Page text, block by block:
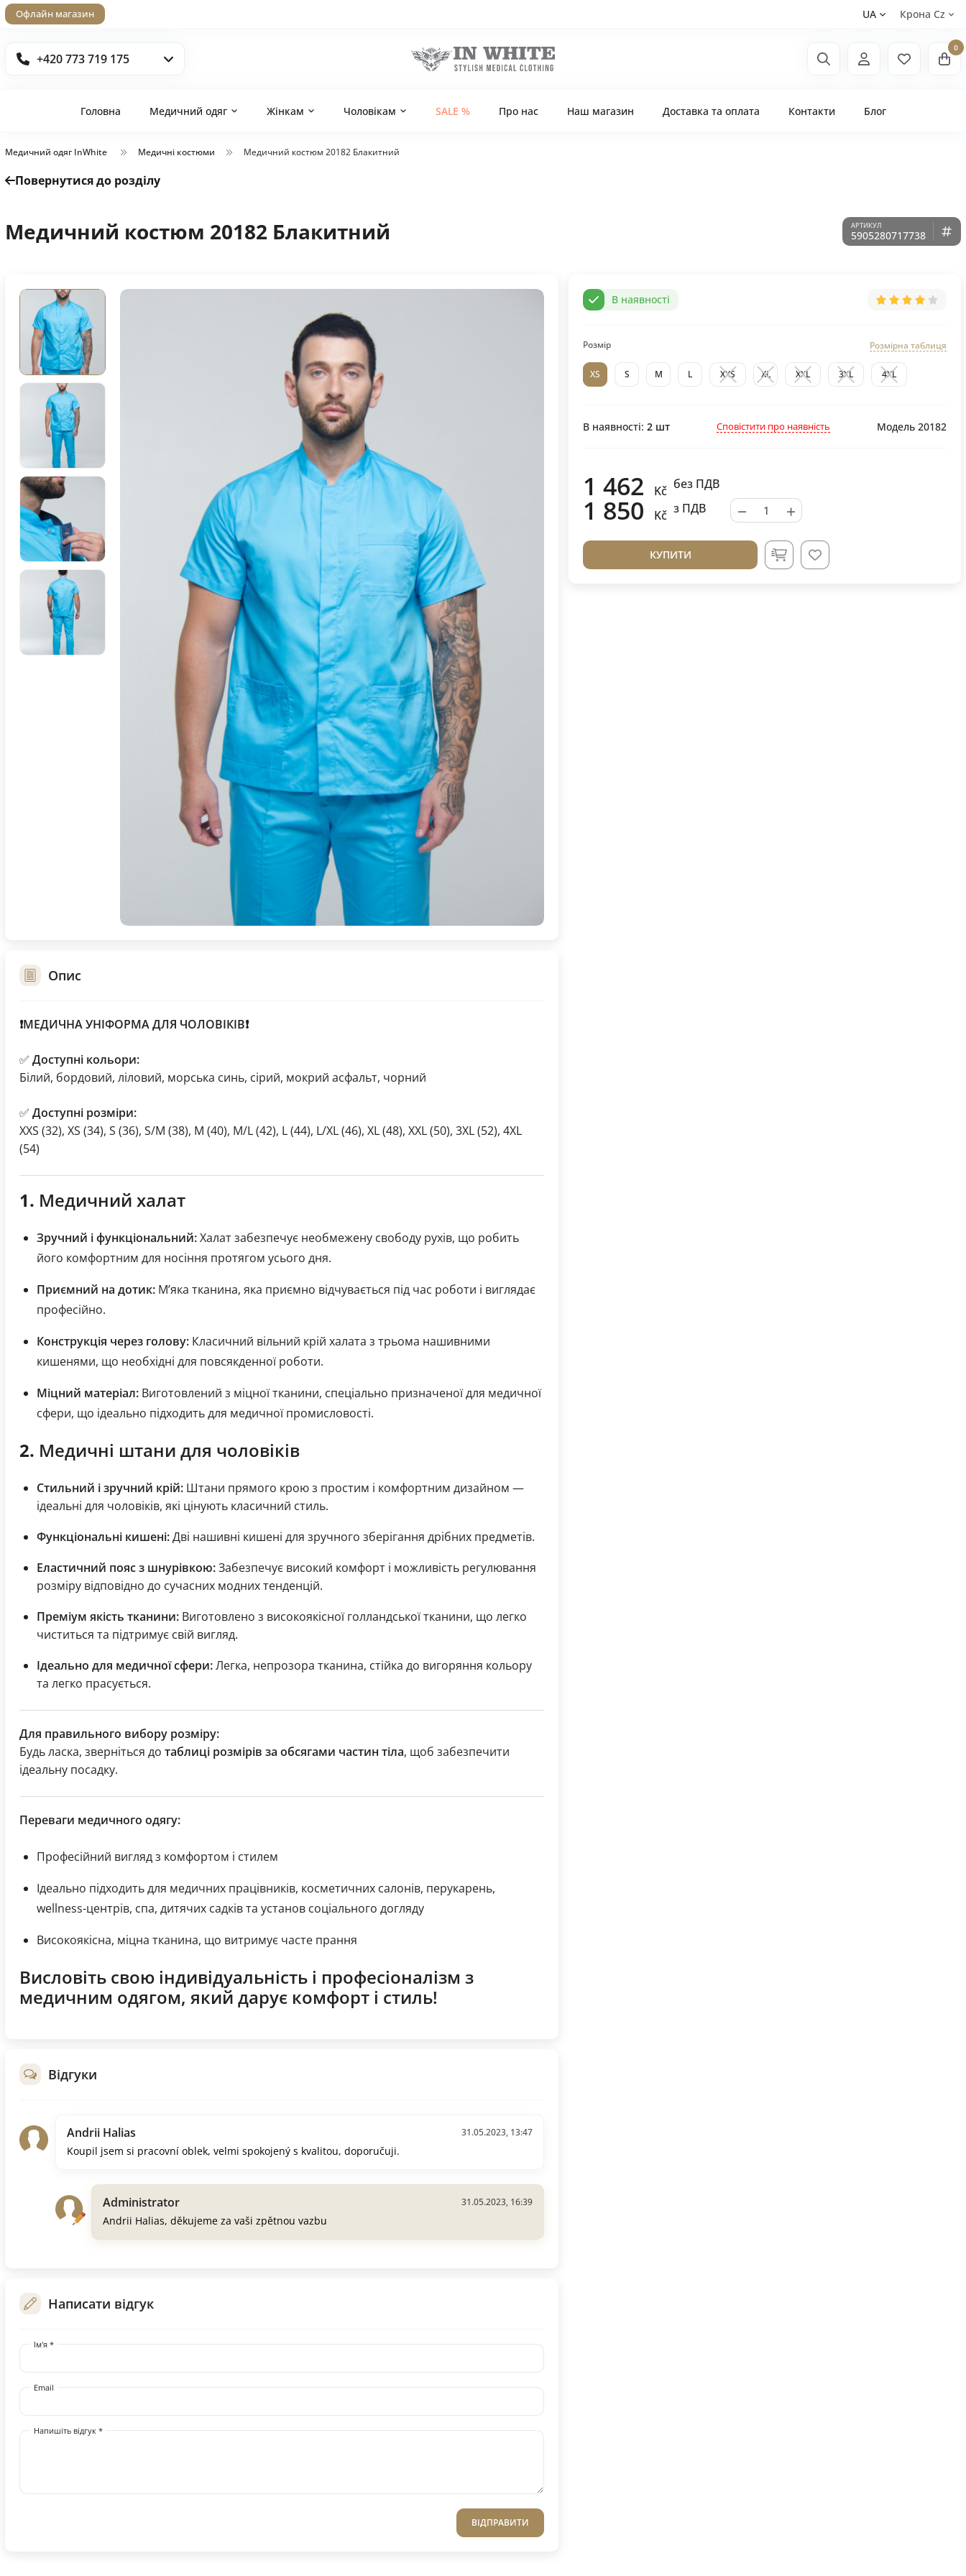
Офлайн магазин UA Крона Сz
+420 773 719 175
0
Головна Медичний одяг Жінкам Чоловікам SALE % Про нас Наш магазин Доставка та оплата Контакти Блог
Медичний одяг InWhite Медичні костюми Медичний костюм 20182 Блакитний
Повернутися до розділу
Медичний костюм 20182 Блакитний 5905280717738
В наявності
Розмір Розмірна таблиця
XS S M L XXS XL XXL 3XL 4XL
В наявності: 2 шт Сповістити про наявність Модель 20182
1 462 Kč без ПДВ
1 850 Kč з ПДВ − +
КУПИТИ
Опис
❗МЕДИЧНА УНІФОРМА ДЛЯ ЧОЛОВІКІВ❗
✅ Доступні кольори:
Білий, бордовий, ліловий, морська синь, сірий, мокрий асфальт, чорний
✅ Доступні розміри:
XXS (32), XS (34), S (36), S/M (38), M (40), M/L (42), L (44), L/XL (46), XL (48), XXL (50), 3XL (52), 4XL
(54)
1. Медичний халат
Зручний і функціональний:Халат забезпечує необмежену свободу рухів, що робить
його комфортним для носіння протягом усього дня.
Приємний на дотик: М’яка тканина, яка приємно відчувається під час роботи і виглядає
професійно.
Конструкція через голову: Класичний вільний крій халата з трьома нашивними
кишенями, що необхідні для повсякденної роботи.
Міцний матеріал: Виготовлений з міцної тканини, спеціально призначеної для медичної
сфери, що ідеально підходить для медичної промисловості.
2. Медичні штани для чоловіків
Стильний і зручний крій: Штани прямого крою з простим і комфортним дизайном —
ідеальні для чоловіків, які цінують класичний стиль.
Функціональні кишені:Дві нашивні кишені для зручного зберігання дрібних предметів.
Еластичний пояс з шнурівкою:Забезпечує високий комфорт і можливість регулювання
розміру відповідно до сучасних модних тенденцій.
Преміум якість тканини: Виготовлено з високоякісної голландської тканини, що легко
чиститься та підтримує свій вигляд.
Ідеально для медичної сфери:Легка, непрозора тканина, стійка до вигоряння кольору
та легко прасується.
Для правильного вибору розміру:
Будь ласка, зверніться до таблиці розмірів за обсягами частин тіла, щоб забезпечити
ідеальну посадку.
Переваги медичного одягу:
Професійний вигляд з комфортом і стилем
Ідеально підходить для медичних працівників, косметичних салонів, перукарень,
wellness-центрів, спа, дитячих садків та установ соціального догляду
Високоякісна, міцна тканина, що витримує часте прання
Висловіть свою індивідуальність і професіоналізм з
медичним одягом, який дарує комфорт і стиль!
Відгуки
Andrii Halias 31.05.2023, 13:47
Koupil jsem si pracovní oblek, velmi spokojený s kvalitou, doporučuji.
Administrator 31.05.2023, 16:39
Andrii Halias, děkujeme za vaši zpětnou vazbu
Написати відгук
Ім'я *
Email
Напишіть відгук *
ВІДПРАВИТИ